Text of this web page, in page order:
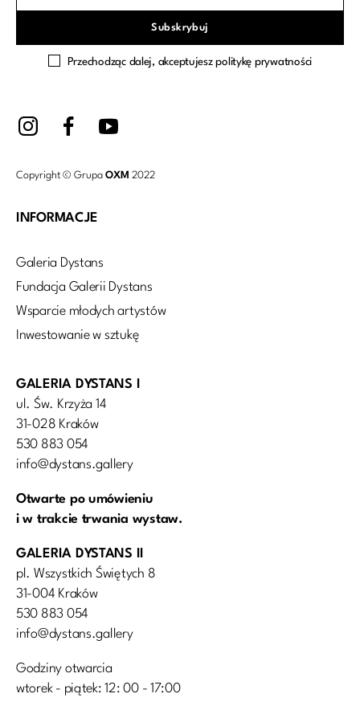
Przechodząc dalej, akceptujesz politykę prywatności
Copyright © Grupa OXM 2022
INFORMACJE
Galeria Dystans
Fundacja Galerii Dystans
Wsparcie młodych artystów
Inwestowanie w sztukę
GALERIA DYSTANS I
ul. Św. Krzyża 14
31-028 Kraków
530 883 054
info@dystans.gallery
Otwarte po umówieniu
i w trakcie trwania wystaw.
GALERIA DYSTANS II
pl. Wszystkich Świętych 8
31-004 Kraków
530 883 054
info@dystans.gallery
Godziny otwarcia
wtorek - piątek: 12: 00 - 17:00